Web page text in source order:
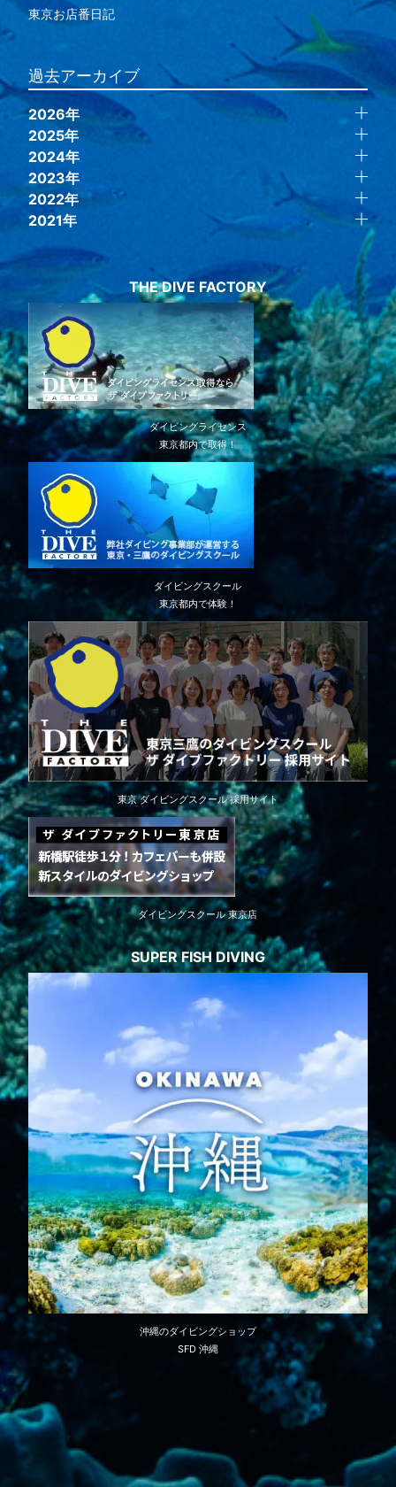
東京お店番日記
過去アーカイブ
2026年
2025年
2024年
2023年
2022年
2021年
THE DIVE FACTORY
ダイビングライセンス
東京都内で取得！
ダイビングスクール
東京都内で体験！
東京 ダイビングスクール 採用サイト
ダイビングスクール 東京店
SUPER FISH DIVING
沖縄のダイビングショップ
SFD 沖縄